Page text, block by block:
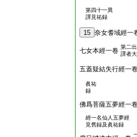
第四十一異
譯見祐録
15 奈女耆域經一
七女本經一卷 第二
譯者
五蓋疑結失行經一
眞祐
録
佛爲菩薩五夢經一
經一名仙人五夢經
見舊録及眞祐録